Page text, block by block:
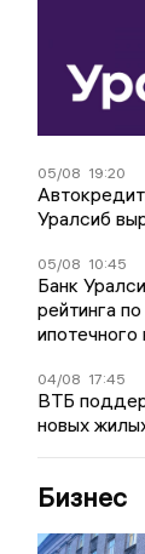
05/08 19:20
Уралсиб
05/08 10:45
Банк
рейтинга
04/08 17:45
ВТБ
новых
Бизнес